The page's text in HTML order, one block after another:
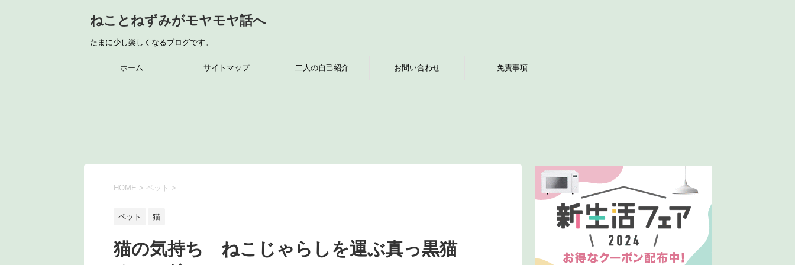
ねことねずみがモヤモヤ話へ
たまに少し楽しくなるブログです。
ホーム サイトマップ 二人の自己紹介 お問い合わせ 免責事項
HOME > ペット >
ペット 猫
猫の気持ち ねこじゃらしを運ぶ真っ黒猫